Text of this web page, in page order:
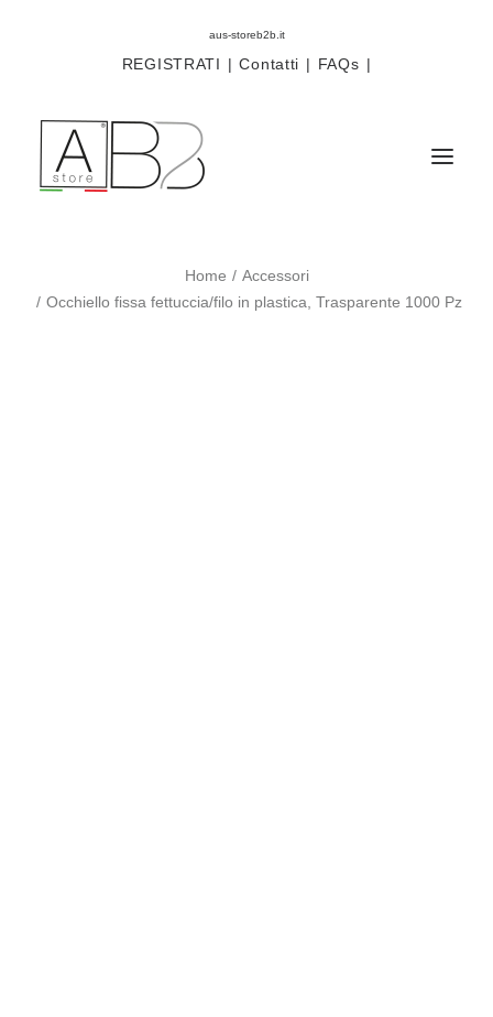
aus-storeb2b.it
REGISTRATI | Contatti | FAQs |
Home
Accessori
Occhiello fissa fettuccia/filo in plastica, Trasparente 1000 Pz